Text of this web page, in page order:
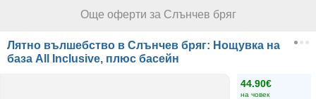
Още оферти за Слънчев бряг
Лятно вълшебство в Слънчев бряг: Нощувка на
база All Inclusive, плюс басейн
44.90€
на човек